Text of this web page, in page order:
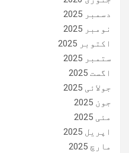
دسمبر 2025
نومبر 2025
اکتوبر 2025
ستمبر 2025
اگست 2025
جولائی 2025
جون 2025
مئی 2025
اپریل 2025
مارچ 2025